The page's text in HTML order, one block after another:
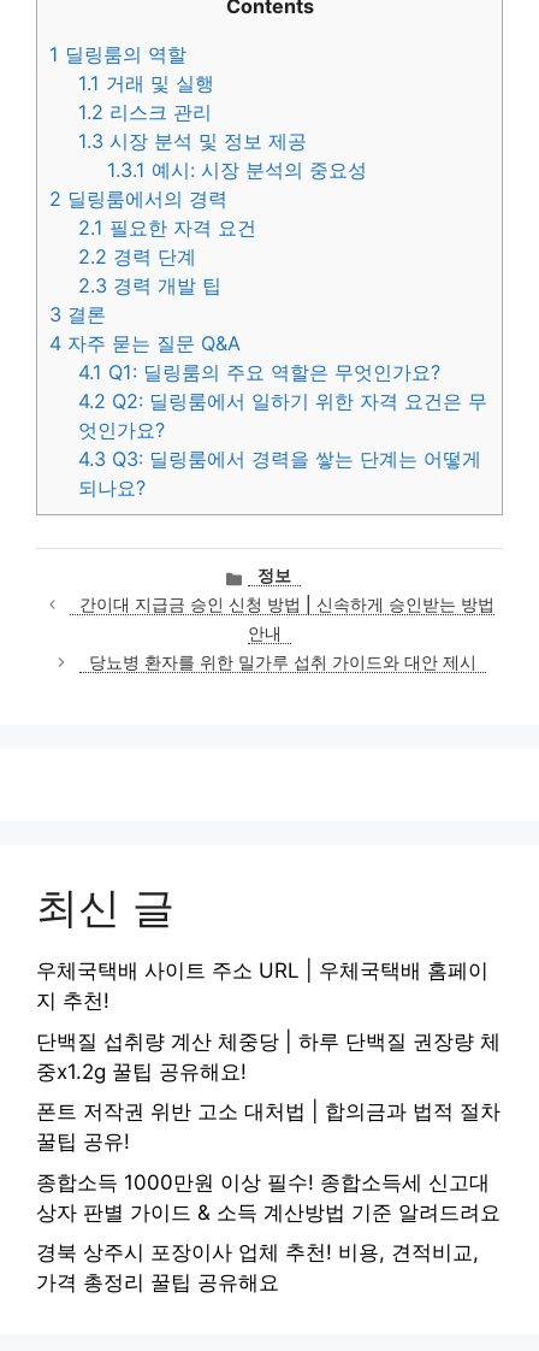
Contents
1 딜링룸의 역할
1.1 거래 및 실행
1.2 리스크 관리
1.3 시장 분석 및 정보 제공
1.3.1 예시: 시장 분석의 중요성
2 딜링룸에서의 경력
2.1 필요한 자격 요건
2.2 경력 단계
2.3 경력 개발 팁
3 결론
4 자주 묻는 질문 Q&A
4.1 Q1: 딜링룸의 주요 역할은 무엇인가요?
4.2 Q2: 딜링룸에서 일하기 위한 자격 요건은 무
엇인가요?
4.3 Q3: 딜링룸에서 경력을 쌓는 단계는 어떻게
되나요?
카
테
고
리
정보
간이대 지급금 승인 신청 방법 | 신속하게 승인받는 방법
안내
당뇨병 환자를 위한 밀가루 섭취 가이드와 대안 제시
최신 글
우체국택배 사이트 주소 URL | 우체국택배 홈페이
지 추천!
단백질 섭취량 계산 체중당 | 하루 단백질 권장량 체
중x1.2g 꿀팁 공유해요!
폰트 저작권 위반 고소 대처법 | 합의금과 법적 절차
꿀팁 공유!
종합소득 1000만원 이상 필수! 종합소득세 신고대
상자 판별 가이드 & 소득 계산방법 기준 알려드려요
경북 상주시 포장이사 업체 추천! 비용, 견적비교,
가격 총정리 꿀팁 공유해요